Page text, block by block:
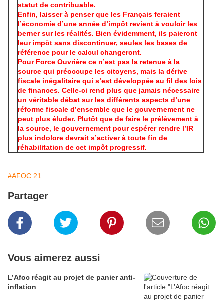
statut de contribuable.
Enfin, laisser à penser que les Français feraient
l’économie d’une année d’impôt revient à vouloir les
berner sur les réalités. Bien évidemment, ils paieront
leur impôt sans discontinuer, seules les bases de
référence pour le calcul changeront.
Pour Force Ouvrière ce n’est pas la retenue à la
source qui préoccupe les citoyens, mais la dérive
fiscale inégalitaire qui s’est développée au fil des lois
de finances. Celle-ci rend plus que jamais nécessaire
un véritable débat sur les différents aspects d’une
réforme fiscale d’ensemble que le gouvernement ne
peut plus éluder. Plutôt que de faire le prélèvement à
la source, le gouvernement pour espérer rendre l’IR
plus indolore devrait s’activer à toute fin de
réhabilitation de cet impôt progressif.
#AFOC 21
Partager
Vous aimerez aussi
L’Afoc réagit au projet de panier anti-
inflation